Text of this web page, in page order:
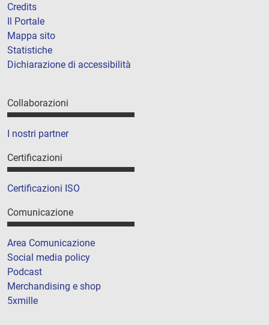
Credits
Il Portale
Mappa sito
Statistiche
Dichiarazione di accessibilità
Collaborazioni
I nostri partner
Certificazioni
Certificazioni ISO
Comunicazione
Area Comunicazione
Social media policy
Podcast
Merchandising e shop
5xmille